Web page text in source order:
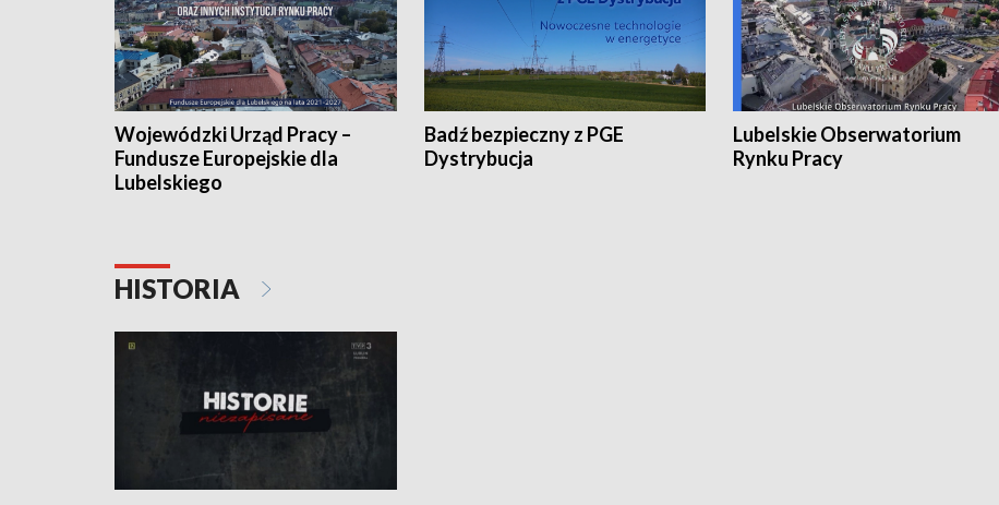
Wojewódzki Urząd Pracy –
Fundusze Europejskie dla
Lubelskiego
Badź bezpieczny z PGE
Dystrybucja
Lubelskie Obserwatorium
Rynku Pracy
HISTORIA